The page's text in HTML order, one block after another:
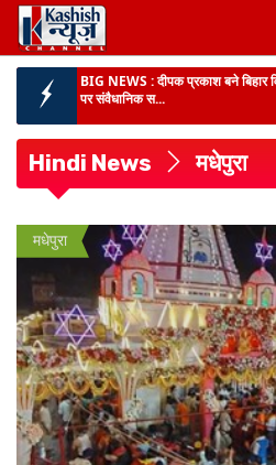
BIG NEWS :दीपक प्रकाश बने बिहार
पर संवैधानिक स...
BIHAR NEWS :डेहरी ईओ हत्याकांड
स्पीडी ट्रा...
लातेहार के अति सुदूरवर्ती गांव चेटर पहुंची
स्थानीय समस्या सुन निपटारा का दिये
BIHAR NEWS :बिहार की कला,
मजबूती, राज्य मं...
BIHAR NEWS :सरकारी सेवा में
समय तक काम करने...
BIHAR NEWS :बांकीपुर की जनता
जनसंवाद करेंगे प्रशांत...
Hindi News मधेपुरा
मधेपुरा